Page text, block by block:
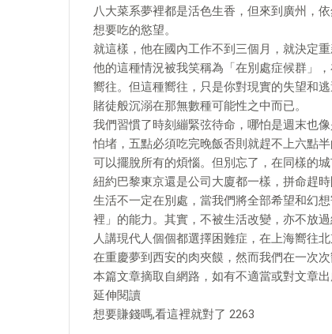
八大菜系夢裡都是活色生香，但來到廣州，
想要吃的慾望。
就這樣，他在國內工作不到三個月，就決定
他的這種情況被我笑稱為「在別處症候群」
嚮往。但這種嚮往，只是你對現實的失望和
賭徒般沉溺在那無數種可能性之中而已。
我們習慣了時刻繃緊弦待命，哪怕是週末也
怕堵，五點必須吃完晚飯否則就趕不上六點
可以擺脫所有的煩惱。但別忘了，在同樣的
紐約巴黎東京還是公司大廈都一樣，拼命趕
生活不一定在別處，當我們將全部希望和幻
裡」的能力。其實，不被生活改變，亦不放
人講現代人個個都選擇困難症，在上海嚮往
在重慶夢到西安的肉夾饃，然而我們在一次
本篇文章摘取自網路，如有不適當或對文章
延伸閱讀
想要賺錢嗎,看這裡就對了 2263